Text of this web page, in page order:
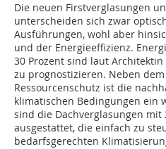
Die neuen Firstverglasungen
unterscheiden sich zwar
Ausführungen, wohl aber
und der Energieeffizienz.
30 Prozent sind laut
zu prognostizieren. Neben
Ressourcenschutz ist die
klimatischen Bedingungen ein
sind die Dachverglasungen
ausgestattet, die einfach zu
bedarfsgerechten